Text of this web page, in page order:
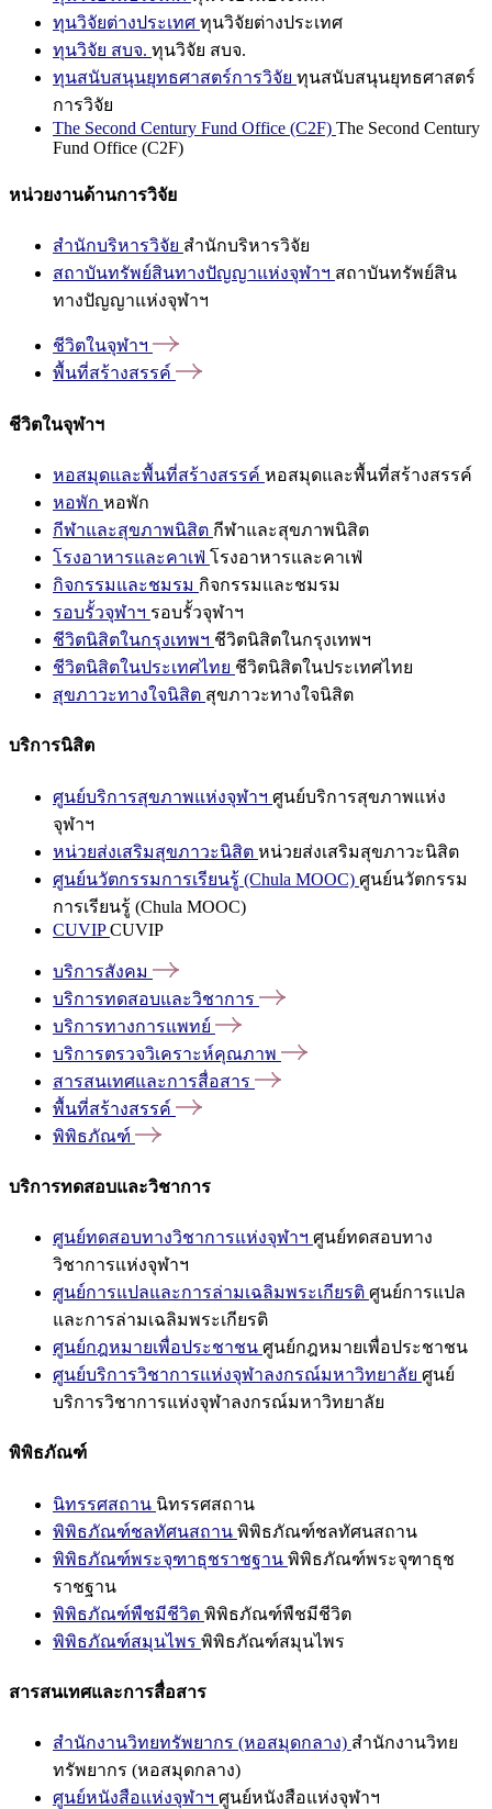
ทุนวิจัยต่างประเทศ ทุนวิจัยต่างประเทศ
ทุนวิจัย สบจ. ทุนวิจัย สบจ.
ทุนสนับสนุนยุทธศาสตร์การวิจัย ทุนสนับสนุนยุทธศาสตร์
การวิจัย
The Second Century Fund Office (C2F) The Second Century
Fund Office (C2F)
หน่วยงานด้านการวิจัย
สำนักบริหารวิจัย สำนักบริหารวิจัย
สถาบันทรัพย์สินทางปัญญาแห่งจุฬาฯ สถาบันทรัพย์สิน
ทางปัญญาแห่งจุฬาฯ
ชีวิตในจุฬาฯ
พื้นที่สร้างสรรค์
ชีวิตในจุฬาฯ
หอสมุดและพื้นที่สร้างสรรค์ หอสมุดและพื้นที่สร้างสรรค์
หอพัก หอพัก
กีฬาและสุขภาพนิสิต กีฬาและสุขภาพนิสิต
โรงอาหารและคาเฟ่ โรงอาหารและคาเฟ่
กิจกรรมและชมรม กิจกรรมและชมรม
รอบรั้วจุฬาฯ รอบรั้วจุฬาฯ
ชีวิตนิสิตในกรุงเทพฯ ชีวิตนิสิตในกรุงเทพฯ
ชีวิตนิสิตในประเทศไทย ชีวิตนิสิตในประเทศไทย
สุขภาวะทางใจนิสิต สุขภาวะทางใจนิสิต
บริการนิสิต
ศูนย์บริการสุขภาพแห่งจุฬาฯ ศูนย์บริการสุขภาพแห่ง
จุฬาฯ
หน่วยส่งเสริมสุขภาวะนิสิต หน่วยส่งเสริมสุขภาวะนิสิต
ศูนย์นวัตกรรมการเรียนรู้ (Chula MOOC) ศูนย์นวัตกรรม
การเรียนรู้ (Chula MOOC)
CUVIPCUVIP
บริการสังคม
บริการทดสอบและวิชาการ
บริการทางการแพทย์
บริการตรวจวิเคราะห์คุณภาพ
สารสนเทศและการสื่อสาร
พื้นที่สร้างสรรค์
พิพิธภัณฑ์
บริการทดสอบและวิชาการ
ศูนย์ทดสอบทางวิชาการแห่งจุฬาฯ ศูนย์ทดสอบทาง
วิชาการแห่งจุฬาฯ
ศูนย์การแปลและการล่ามเฉลิมพระเกียรติ ศูนย์การแปล
และการล่ามเฉลิมพระเกียรติ
ศูนย์กฎหมายเพื่อประชาชน ศูนย์กฎหมายเพื่อประชาชน
ศูนย์บริการวิชาการแห่งจุฬาลงกรณ์มหาวิทยาลัย ศูนย์
บริการวิชาการแห่งจุฬาลงกรณ์มหาวิทยาลัย
พิพิธภัณฑ์
นิทรรศสถาน นิทรรศสถาน
พิพิธภัณฑ์ชลทัศนสถาน พิพิธภัณฑ์ชลทัศนสถาน
พิพิธภัณฑ์พระจุฑาธุชราชฐาน พิพิธภัณฑ์พระจุฑาธุช
ราชฐาน
พิพิธภัณฑ์พืชมีชีวิต พิพิธภัณฑ์พืชมีชีวิต
พิพิธภัณฑ์สมุนไพร พิพิธภัณฑ์สมุนไพร
สารสนเทศและการสื่อสาร
สำนักงานวิทยทรัพยากร (หอสมุดกลาง) สำนักงานวิทย
ทรัพยากร (หอสมุดกลาง)
ศูนย์หนังสือแห่งจุฬาฯ ศูนย์หนังสือแห่งจุฬาฯ